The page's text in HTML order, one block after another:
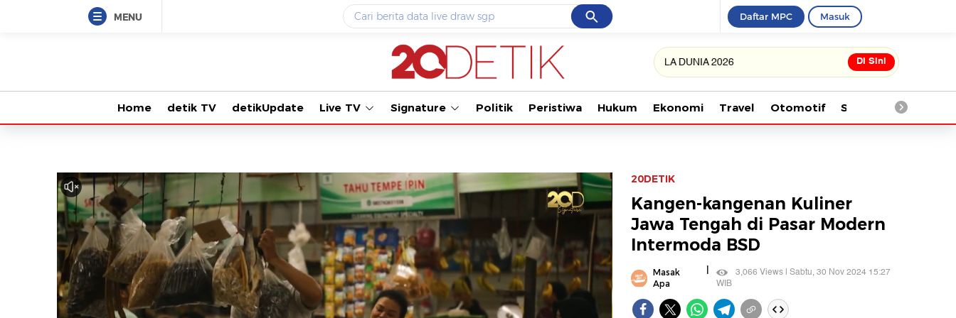
MENU Cancel
Yang sedang ramai dicari
data live draw sgp
#3prabowo
#5gempa hari ini
Promoted
Terakhir yang dicari
Loading...
Daftar MPC Masuk
Tonton kabar terbaru PIALA DUNIA 2026 Di Sini
Home detik TV detikUpdate Live TV Signature Politik Peristiwa Hukum Ekonomi Travel Otomotif Saintek
20DETIK
Kangen-kangenan Kuliner
Jawa Tengah di Pasar Modern
Intermoda BSD
Masak
Apa
|
3,066 Views | Sabtu, 30 Nov 2024 15:27
WIB